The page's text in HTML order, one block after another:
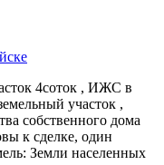
4соток , ИЖС в
участок ,
собственного дома
к сделке, один
Земли населенных